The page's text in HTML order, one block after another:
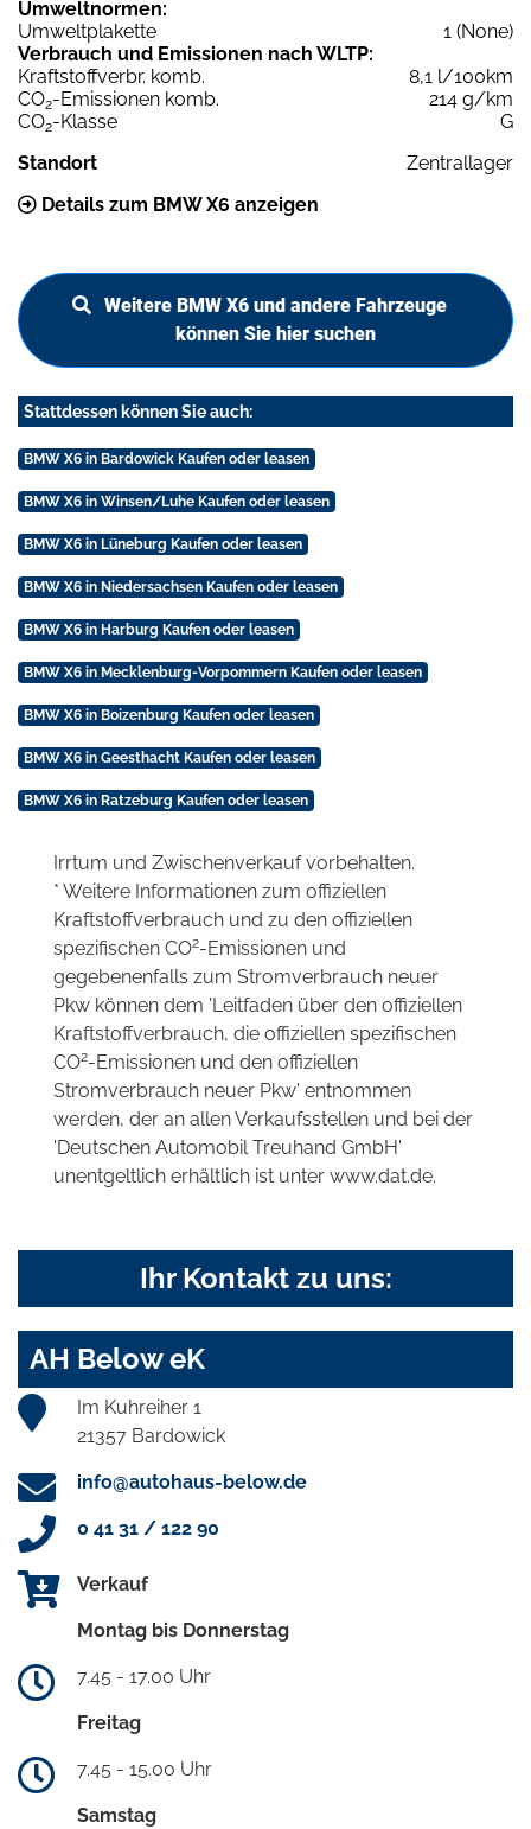
Umweltnormen:
Umweltplakette
1 (None)
Verbrauch und Emissionen nach WLTP:
Kraftstoffverbr. komb.
8,1 l/100km
CO2-Emissionen komb.
214 g/km
CO2-Klasse
G
Standort
Zentrallager
Details zum BMW X6 anzeigen
Weitere BMW X6 und andere Fahrzeuge
können Sie hier suchen
Stattdessen können Sie auch:
BMW X6 in Bardowick Kaufen oder leasen
BMW X6 in Winsen/Luhe Kaufen oder leasen
BMW X6 in Lüneburg Kaufen oder leasen
BMW X6 in Niedersachsen Kaufen oder leasen
BMW X6 in Harburg Kaufen oder leasen
BMW X6 in Mecklenburg-Vorpommern Kaufen oder leasen
BMW X6 in Boizenburg Kaufen oder leasen
BMW X6 in Geesthacht Kaufen oder leasen
BMW X6 in Ratzeburg Kaufen oder leasen
Irrtum und Zwischenverkauf vorbehalten.
* Weitere Informationen zum offiziellen
Kraftstoffverbrauch und zu den offiziellen
spezifischen CO2-Emissionen und
gegebenenfalls zum Stromverbrauch neuer
Pkw können dem 'Leitfaden über den offiziellen
Kraftstoffverbrauch, die offiziellen spezifischen
CO2-Emissionen und den offiziellen
Stromverbrauch neuer Pkw' entnommen
werden, der an allen Verkaufsstellen und bei der
'Deutschen Automobil Treuhand GmbH'
unentgeltlich erhältlich ist unter www.dat.de.
Ihr Kontakt zu uns:
AH Below eK
Im Kuhreiher 1
21357 Bardowick
info@autohaus-below.de
0 41 31 / 122 90
Verkauf
Montag bis Donnerstag
7.45 - 17.00 Uhr
Freitag
7.45 - 15.00 Uhr
Samstag